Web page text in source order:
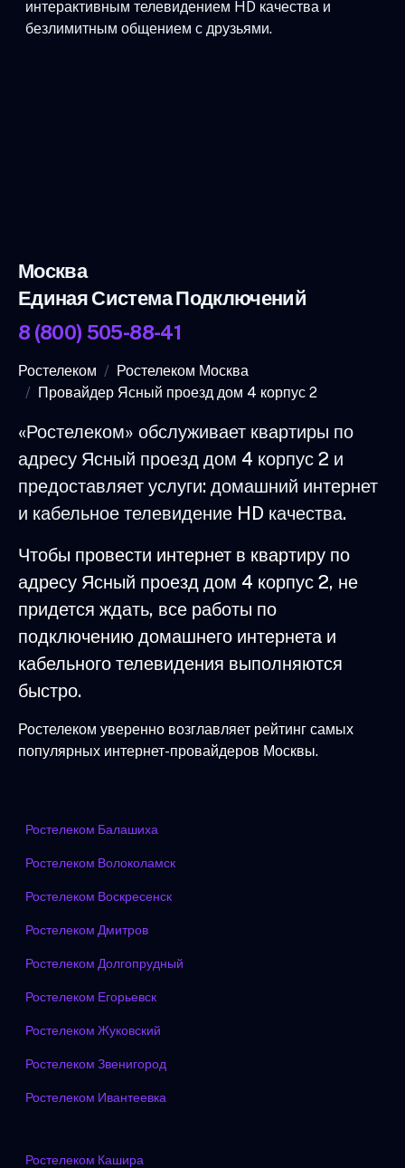
интерактивным телевидением HD качества и
безлимитным общением с друзьями.
Москва
Единая Система Подключений
8 (800) 505-88-41
Ростелеком
Ростелеком Москва
Провайдер Ясный проезд дом 4 корпус 2
«Ростелеком» обслуживает квартиры по
адресу Ясный проезд дом 4 корпус 2 и
предоставляет услуги: домашний интернет
и кабельное телевидение HD качества.
Чтобы провести интернет в квартиру по
адресу Ясный проезд дом 4 корпус 2, не
придется ждать, все работы по
подключению домашнего интернета и
кабельного телевидения выполняются
быстро.
Ростелеком уверенно возглавляет рейтинг самых
популярных интернет-провайдеров Москвы.
Ростелеком Балашиха
Ростелеком Волоколамск
Ростелеком Воскресенск
Ростелеком Дмитров
Ростелеком Долгопрудный
Ростелеком Егорьевск
Ростелеком Жуковский
Ростелеком Звенигород
Ростелеком Ивантеевка
Ростелеком Кашира